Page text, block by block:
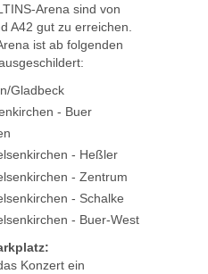
Arena sind von
A42 gut zu erreichen.
ist ab folgenden
Gladbeck
- Buer
- Heßler
- Zentrum
- Schalke
- Buer-West
Konzert ein